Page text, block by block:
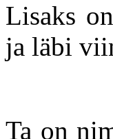
Lisaks
ja läbi
Ta on